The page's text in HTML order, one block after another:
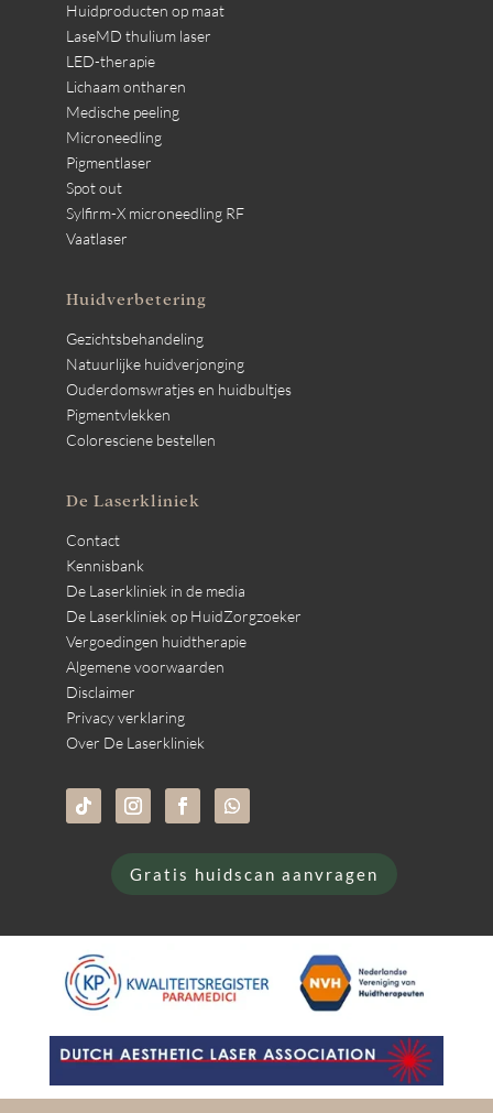
Huidproducten op maat
LaseMD thulium laser
LED-therapie
Lichaam ontharen
Medische peeling
Microneedling
Pigmentlaser
Spot out
Sylfirm-X microneedling RF
Vaatlaser
Huidverbetering
Gezichtsbehandeling
Natuurlijke huidverjonging
Ouderdomswratjes en huidbultjes
Pigmentvlekken
Coloresciene bestellen
De Laserkliniek
Contact
Kennisbank
De Laserkliniek in de media
De Laserkliniek op HuidZorgzoeker
Vergoedingen huidtherapie
Algemene voorwaarden
Disclaimer
Privacy verklaring
Over De Laserkliniek
Gratis huidscan aanvragen